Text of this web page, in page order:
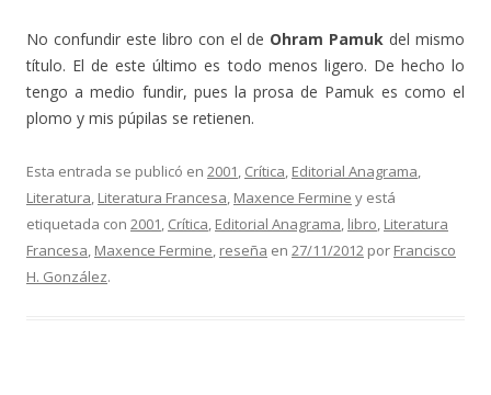
No confundir este libro con el de Ohram Pamuk del mismo
título. El de este último es todo menos ligero. De hecho lo
tengo a medio fundir, pues la prosa de Pamuk es como el
plomo y mis púpilas se retienen.
Esta entrada se publicó en 2001, Crítica, Editorial Anagrama,
Literatura, Literatura Francesa, Maxence Fermine y está
etiquetada con 2001, Crítica, Editorial Anagrama, libro, Literatura
Francesa, Maxence Fermine, reseña en 27/11/2012 por Francisco
H. González.